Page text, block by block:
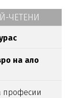
ЧЕТЕНИ
на ало
професии